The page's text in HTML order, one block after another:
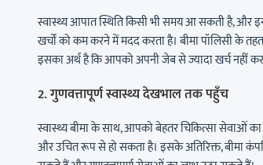
स्वास्थ्य आपात स्थिति किसी भी समय आ सकती है, और
खर्चों को कम करने में मदद करता है। बीमा पॉलिसी के
इसका अर्थ है कि आपको अपनी जेब से ज्यादा खर्च नहीं
2. गुणवत्तापूर्ण स्वास्थ्य देखभाल तक पहुँच
स्वास्थ्य बीमा के साथ, आपको बेहतर चिकित्सा सेवाओं
और उचित रूप से हो सकता है। इसके अतिरिक्त, बीमा